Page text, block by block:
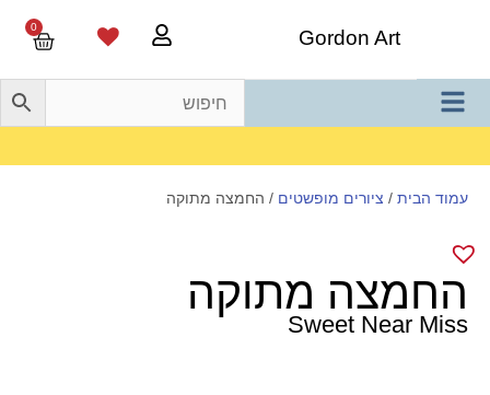
Gordon Art
0
עמוד הבית / ציורים מופשטים / החמצה מתוקה
החמצה מתוקה
Sweet Near Miss